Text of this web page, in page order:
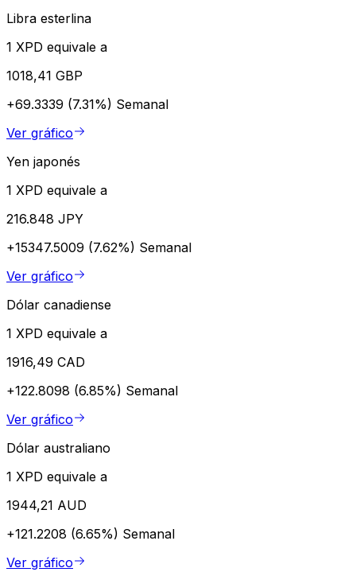
Libra esterlina
1 XPD equivale a
1018,41 GBP
+69.3339 (7.31%) Semanal
Ver gráfico
Yen japonés
1 XPD equivale a
216.848 JPY
+15347.5009 (7.62%) Semanal
Ver gráfico
Dólar canadiense
1 XPD equivale a
1916,49 CAD
+122.8098 (6.85%) Semanal
Ver gráfico
Dólar australiano
1 XPD equivale a
1944,21 AUD
+121.2208 (6.65%) Semanal
Ver gráfico